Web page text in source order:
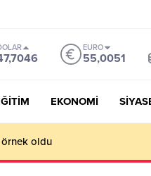
EURO
55,0051
EKONOMİ
oldu